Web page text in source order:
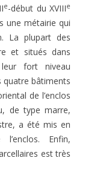
e-début du XVIIIe
une métairie qui
La plupart des
et situés dans
fort niveau
quatre bâtiments
de l’enclos
de type marre,
a été mis en
Enfin,
est très